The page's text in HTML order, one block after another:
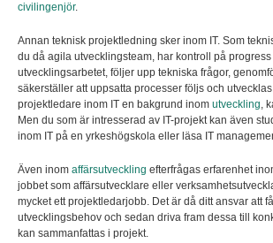
civilingenjör.
Annan teknisk projektledning sker inom IT. Som
du då agila utvecklingsteam, har kontroll på progress
utvecklingsarbetet, följer upp tekniska frågor,
säkerställer att uppsatta processer följs och
projektledare inom IT en bakgrund inom utveckling,
Men du som är intresserad av IT-projekt kan även
inom IT på en yrkeshögskola eller läsa IT
Även inom affärsutveckling efterfrågas erfarenhet
jobbet som affärsutvecklare eller
mycket ett projektledarjobb. Det är då ditt ansvar att
utvecklingsbehov och sedan driva fram dessa till
kan sammanfattas i projekt.